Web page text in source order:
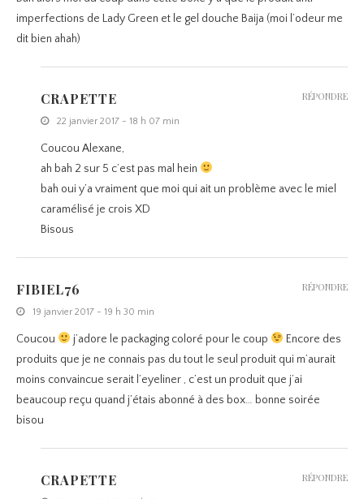
imperfections de Lady Green et le gel douche Baija (moi l’odeur me
dit bien ahah)
CRAPETTE
22 janvier 2017 - 18 h 07 min
Coucou Alexane,
ah bah 2 sur 5 c’est pas mal hein
bah oui y’a vraiment que moi qui ait un problème avec le miel
caramélisé je crois XD
Bisous
RÉPONDRE
FIBIEL76
19 janvier 2017 - 19 h 30 min
Coucou j’adore le packaging coloré pour le coup
Encore des
produits que je ne connais pas du tout le seul produit qui m’aurait
moins convaincue serait l’eyeliner , c’est un produit que j’ai
beaucoup reçu quand j’étais abonné à des box… bonne soirée
bisou
RÉPONDRE
CRAPETTE RÉPONDRE